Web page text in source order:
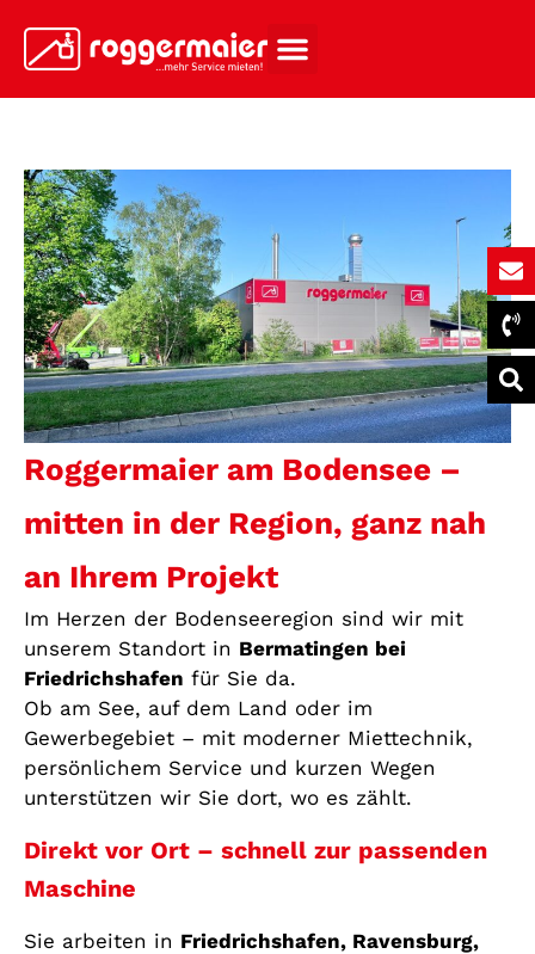
Roggermaier am Bodensee –
mitten in der Region, ganz nah
an Ihrem Projekt
Im Herzen der Bodenseeregion sind wir mit
unserem Standort in Bermatingen bei
Friedrichshafen für Sie da.
Ob am See, auf dem Land oder im
Gewerbegebiet – mit moderner Miettechnik,
persönlichem Service und kurzen Wegen
unterstützen wir Sie dort, wo es zählt.
Direkt vor Ort – schnell zur passenden
Maschine
Sie arbeiten in Friedrichshafen, Ravensburg,